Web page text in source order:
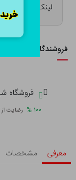
لینک کوتاه:
فروشندگان این کالا
فروشگاه
۱۰۰ % رضایت از
معرفی مشخصات